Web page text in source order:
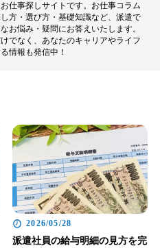
仕事探しサイトです。お仕事コラム
方・選び方・基礎知識など、派遣で
お悩み・疑問にお答えいたします。
でなく、あなたのキャリアやライフ
情報も発信中！
2026/05/28
派遣社員の給与明細の見方を完